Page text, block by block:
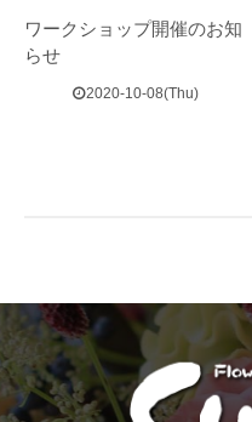
ワークショップ開催のお知
らせ
2020-10-08(Thu)